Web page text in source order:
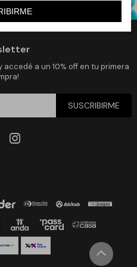
a un 10% off en tu primera
SUSCRIBIRME
